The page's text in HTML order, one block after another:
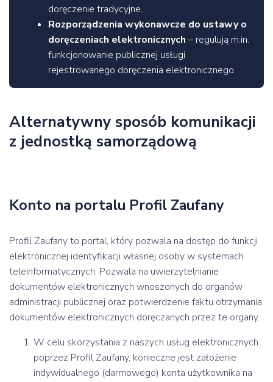
doręczenie tradycyjne.
Rozporządzenia wykonawcze do ustawy o
doręczeniach elektronicznych – regulują m.in.
funkcjonowanie publicznej usługi
rejestrowanego doręczenia elektronicznego.
Alternatywny sposób komunikacji
z jednostką samorządową
Konto na portalu Profil Zaufany
Profil Zaufany to portal, który pozwala na dostęp do funkcji
elektronicznej identyfikacji własnej osoby w systemach
teleinformatycznych. Pozwala na uwierzytelnianie
dokumentów elektronicznych wnoszonych do organów
administracji publicznej oraz potwierdzenie faktu otrzymania
dokumentów elektronicznych doręczanych przez te organy.
W celu skorzystania z naszych usług elektronicznych
poprzez Profil Zaufany, konieczne jest założenie
indywidualnego (darmowego) konta użytkownika na